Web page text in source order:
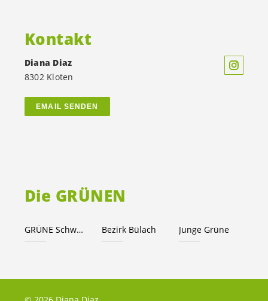
Die GRÜNEN
GRÜNE Schweiz Bezirk Bülach Junge Grüne
Kontakt
Diana Diaz
8302 Kloten
EMAIL SENDEN